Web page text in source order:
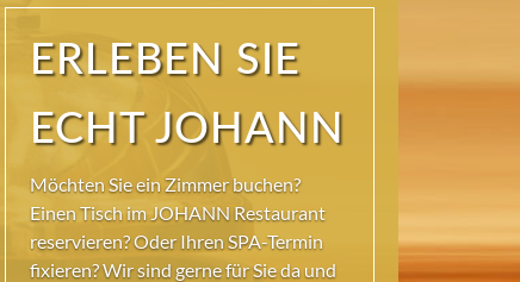
ERLEBEN SIE
ECHT JOHANN
Möchten Sie ein Zimmer buchen?
Einen Tisch im JOHANN Restaurant
reservieren? Oder Ihren SPA-Termin
fixieren? Wir sind gerne für Sie da und